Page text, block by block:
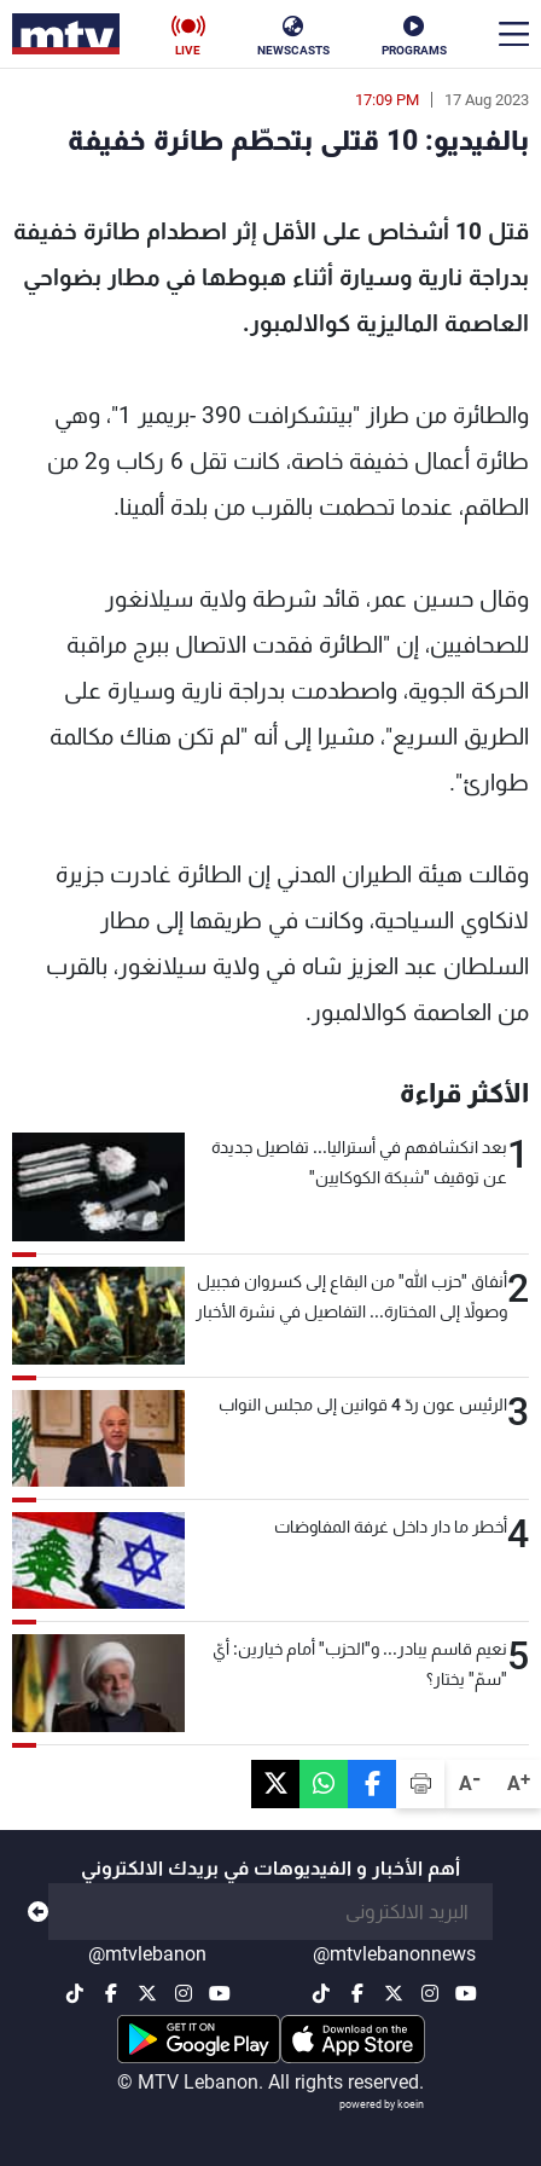
PROGRAMS
NEWSCASTS
LIVE
A+
A-
17 Aug 2023
17:09 PM
بالفيديو: 10 قتلى بتحطّم طائرة خفيفة
قتل 10 أشخاص على الأقل إثر اصطدام طائرة خفيفة
بدراجة نارية وسيارة أثناء هبوطها في مطار بضواحي
العاصمة الماليزية كوالالمبور.
والطائرة من طراز "بيتشكرافت 390 -بريمير 1"، وهي
طائرة أعمال خفيفة خاصة، كانت تقل 6 ركاب و2 من
الطاقم، عندما تحطمت بالقرب من بلدة ألمينا.
وقال حسين عمر، قائد شرطة ولاية سيلانغور
للصحافيين، إن "الطائرة فقدت الاتصال ببرج مراقبة
الحركة الجوية، واصطدمت بدراجة نارية وسيارة على
الطريق السريع"، مشيرا إلى أنه "لم تكن هناك مكالمة
طوارئ".
وقالت هيئة الطيران المدني إن الطائرة غادرت جزيرة
لانكاوي السياحية، وكانت في طريقها إلى مطار
السلطان عبد العزيز شاه في ولاية سيلانغور، بالقرب
من العاصمة كوالالمبور.
الأكثر قراءة
1بعد انكشافهم في أستراليا... تفاصيل جديدة
عن توقيف "شبكة الكوكايين"
2أنفاق "حزب الله" من البقاع إلى كسروان فجبيل
وصولاً إلى المختارة... التفاصيل في نشرة الأخبار
3الرئيس عون ردّ 4 قوانين إلى مجلس النواب
4أخطر ما دار داخل غرفة المفاوضات
5نعيم قاسم يبادر... و"الحزب" أمام خيارين: أيّ
"سمّ" يختار؟
أهم الأخبار و الفيديوهات في بريدك الالكتروني
@mtvlebanonnews
@mtvlebanon
© MTV Lebanon. All rights reserved.
powered by koein
en
الأخبار
سياسة ناس
إقتصاد فن
منوعات رياضة
البرامج
الترددات
عن MTV
الإنـتـاج
لاعلاناتكم
وظائف
تواصل معنا
شروط الإسـتخدام
سياسة الخصوصية